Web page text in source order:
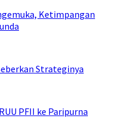
Ketimpangan
Strateginya
PFII ke Paripurna